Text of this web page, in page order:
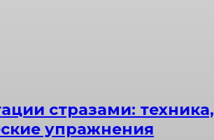
стразами: техника,
упражнения